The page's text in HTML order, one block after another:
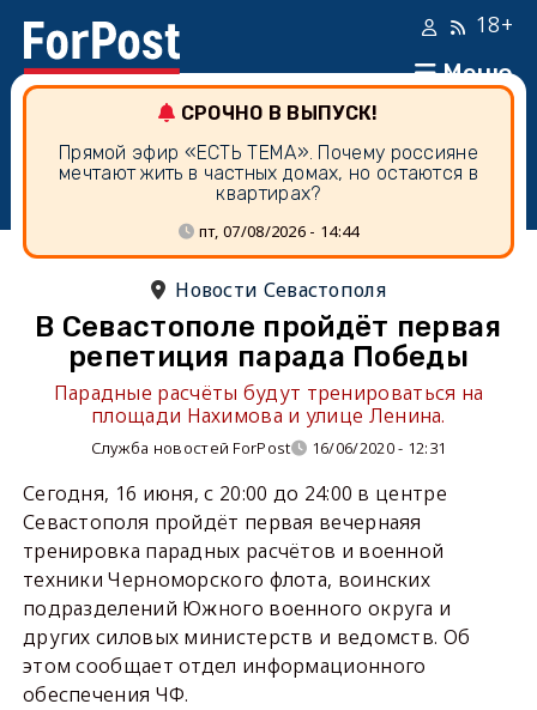
Меню
18+
СРОЧНО В ВЫПУСК!
Прямой эфир «ЕСТЬ ТЕМА». Почему россияне
мечтают жить в частных домах, но остаются в
квартирах?
пт, 07/08/2026 - 14:44
Новости Севастополя
В Севастополе пройдёт первая
репетиция парада Победы
Парадные расчёты будут тренироваться на
площади Нахимова и улице Ленина.
Служба новостей ForPost 16/06/2020 - 12:31
Сегодня, 16 июня, с 20:00 до 24:00 в центре
Севастополя пройдёт первая вечернаяя
тренировка парадных расчётов и военной
техники Черноморского флота, воинских
подразделений Южного военного округа и
других силовых министерств и ведомств. Об
этом сообщает отдел информационного
обеспечения ЧФ.